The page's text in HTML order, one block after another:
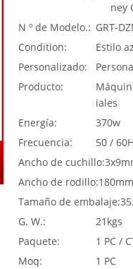
ney
N º de Modelo.: GRT-
Condition:
Estilo
Personalizado:
Producto:
iales
Energía:
370w
Frecuencia:
50 /
Ancho de cuchillo:
Ancho de rodillo:180mm
Tamaño de embalaje:
G. W.:
21kgs
Paquete:
1 PC /
Moq:
1 PC